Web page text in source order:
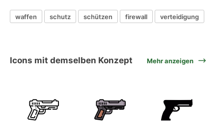
waffen schutz schützen firewall verteidigung
Icons mit demselben Konzept Mehr anzeigen